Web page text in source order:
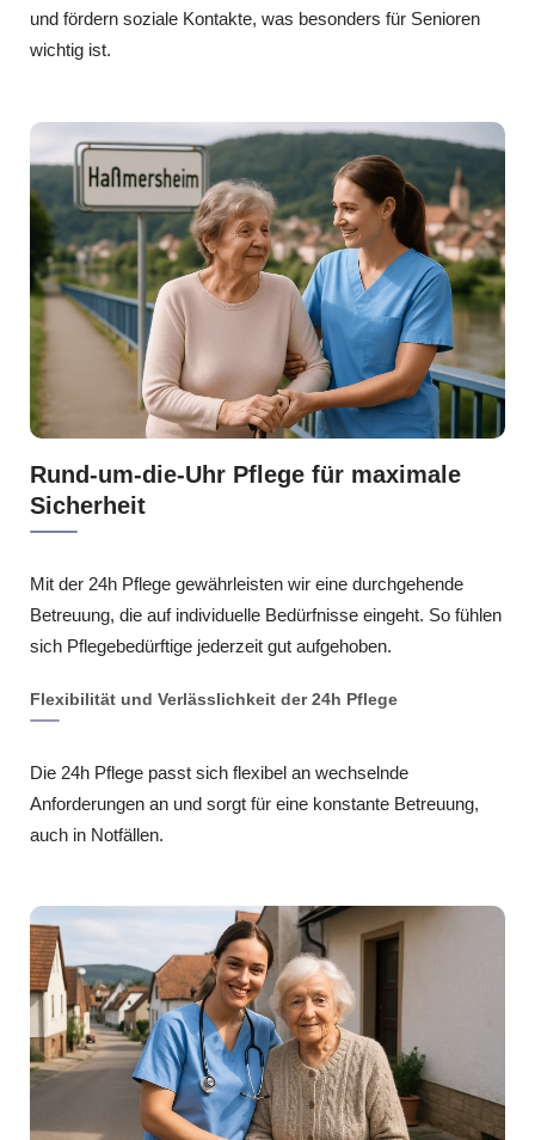
und fördern soziale Kontakte, was besonders für Senioren
wichtig ist.
Rund-um-die-Uhr Pflege für maximale
Sicherheit
Mit der 24h Pflege gewährleisten wir eine durchgehende
Betreuung, die auf individuelle Bedürfnisse eingeht. So fühlen
sich Pflegebedürftige jederzeit gut aufgehoben.
Flexibilität und Verlässlichkeit der 24h Pflege
Die 24h Pflege passt sich flexibel an wechselnde
Anforderungen an und sorgt für eine konstante Betreuung,
auch in Notfällen.